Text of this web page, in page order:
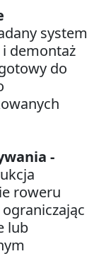
system
demontaż
do
-
roweru
lub